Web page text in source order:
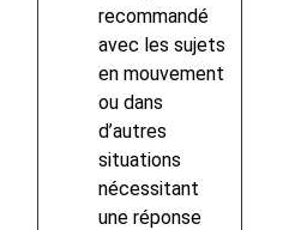
recommandé
avec les sujets
en mouvement
ou dans
d’autres
situations
nécessitant
une réponse